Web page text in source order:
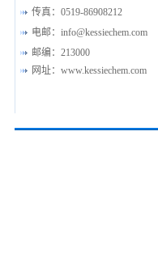
传真： 0519-86908212
电邮： info@kessiechem.com
邮编： 213000
网址： www.kessiechem.com